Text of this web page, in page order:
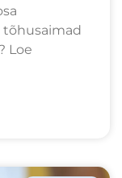
tõhusaimad
Loe